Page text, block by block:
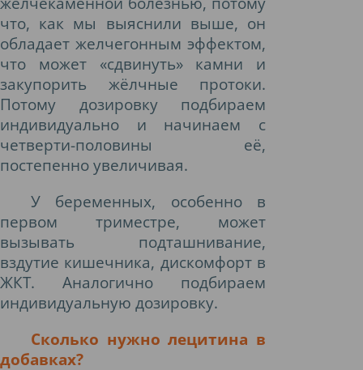
что, как мы выяснили выше, он
обладает желчегонным эффектом,
что может «сдвинуть» камни и
закупорить жёлчные протоки.
Потому дозировку подбираем
индивидуально и начинаем с
четверти-половины её,
постепенно увеличивая.
У беременных, особенно в
первом триместре, может
вызывать подташнивание,
вздутие кишечника, дискомфорт в
ЖКТ. Аналогично подбираем
индивидуальную дозировку.
Сколько нужно лецитина в
добавках?